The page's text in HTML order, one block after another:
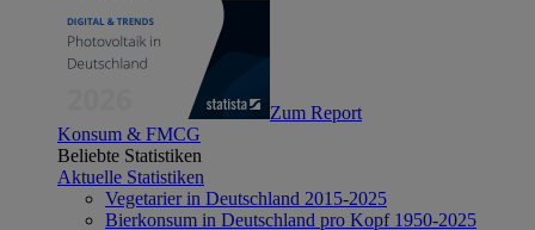
Zum Report
Konsum & FMCG
Beliebte Statistiken
Aktuelle Statistiken
Vegetarier in Deutschland 2015-2025
Bierkonsum in Deutschland pro Kopf 1950-2025